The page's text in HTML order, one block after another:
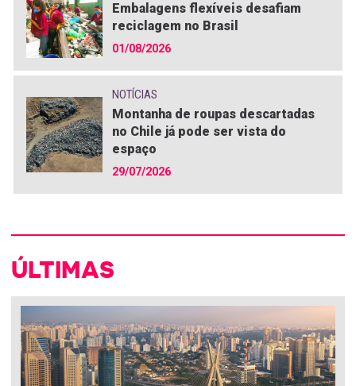
Embalagens flexíveis desafiam
reciclagem no Brasil
01/08/2026
NOTÍCIAS
Montanha de roupas descartadas
no Chile já pode ser vista do
espaço
29/07/2026
ÚLTIMAS